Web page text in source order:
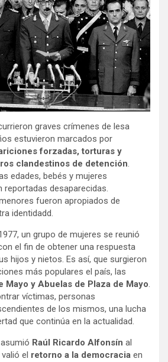
graves crímenes de lesa
estuvieron marcados por
forzadas, torturas y
clandestinos de detención.
edades, bebés y mujeres
reportadas desaparecidas.
fueron apropiados de
identidadd.
un grupo de mujeres se reunió
el fin de obtener una respuesta
hijos y nietos. Es así, que surgieron
más populares el país, las
Mayo y Abuelas de Plaza de Mayo.
víctimas, personas
de los mismos, una lucha
que continúa en la actualidad.
Raúl Ricardo Alfonsín al
el retorno a la democracia en